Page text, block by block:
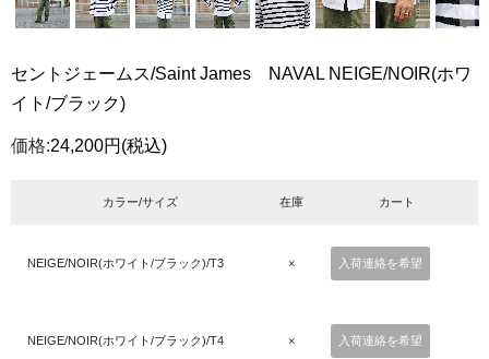
セントジェームス/Saint James NAVAL NEIGE/NOIR(ホワ
イト/ブラック)
価格:24,200円 (税込)
カラー/サイズ 在庫 カート
NEIGE/NOIR(ホワイト/ブラック)/T3 × 入荷連絡を希望
NEIGE/NOIR(ホワイト/ブラック)/T4 × 入荷連絡を希望